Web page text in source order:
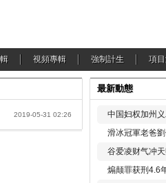
視頻專輯 強制計生 項
2019-05-31 02:26
最新動態
中国妇权加州
滑冰冠軍老爸
谷爱凌财气冲
煽颠罪获刑4.6